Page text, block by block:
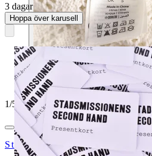
1/5
StadsmissionensSecondhandGbg
3 dagar
Hoppa över karusell